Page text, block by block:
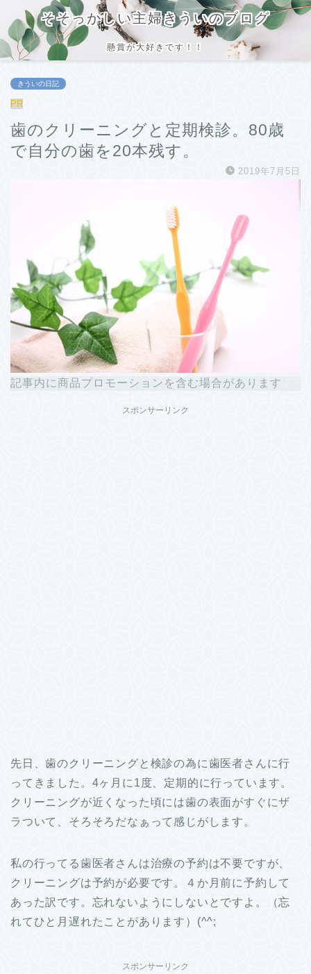
そそっかしい主婦きういのブログ
懸賞が大好きです！！
きういの日記
PR
歯のクリーニングと定期検診。80歳
で自分の歯を20本残す。
2019年7月5日
記事内に商品プロモーションを含む場合があります
スポンサーリンク
先日、歯のクリーニングと検診の為に歯医者さんに行
ってきました。4ヶ月に1度、定期的に行っています。
クリーニングが近くなった頃には歯の表面がすぐにザ
ラついて、そろそろだなぁって感じがします。
私の行ってる歯医者さんは治療の予約は不要ですが、
クリーニングは予約が必要です。４か月前に予約して
あった訳です。忘れないようにしないとですよ。（忘
れてひと月遅れたことがあります）(^^;
スポンサーリンク